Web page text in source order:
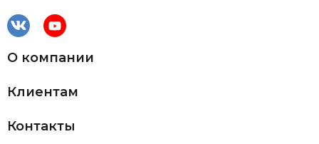
О компании
Клиентам
Контакты